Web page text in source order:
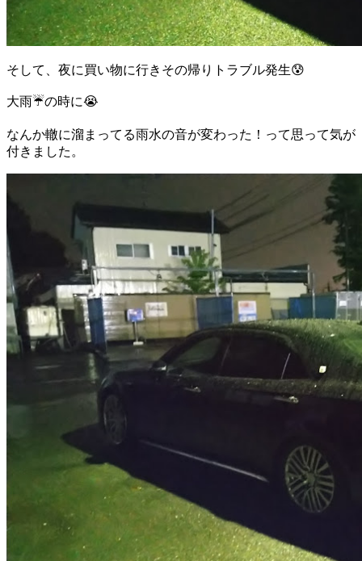
そして、夜に買い物に行きその帰りトラブル発生😰
大雨☔の時に😭
なんか轍に溜まってる雨水の音が変わった！って思って気が
付きました。